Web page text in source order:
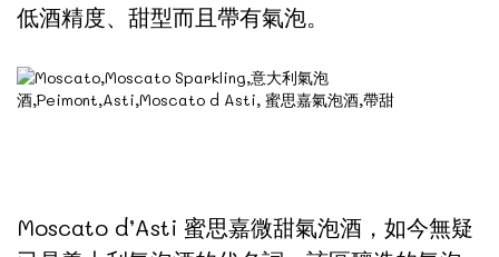
低酒精度、甜型而且帶有氣泡。
Moscato d’Asti 蜜思嘉微甜氣泡酒，如今無疑